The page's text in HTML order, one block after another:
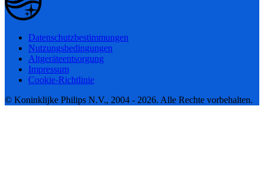
Datenschutzbestimmungen
Nutzungsbedingungen
Altgeräteentsorgung
Impressum
Cookie-Richtlinie
© Koninklijke Philips N.V., 2004 - 2026. Alle Rechte vorbehalten.